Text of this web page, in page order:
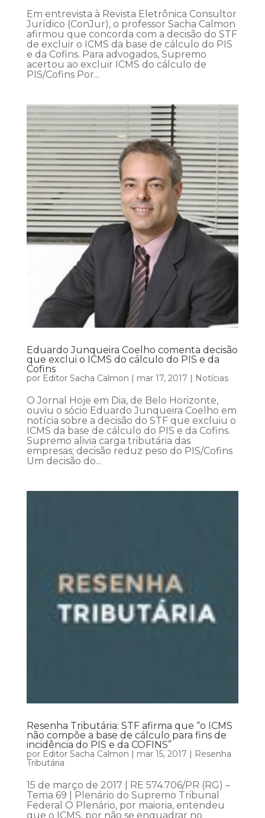
Em entrevista à Revista Eletrônica Consultor
Jurídico (ConJur), o professor Sacha Calmon
afirmou que concorda com a decisão do STF
de excluir o ICMS da base de cálculo do PIS
e da Cofins. Para advogados, Supremo
acertou ao excluir ICMS do cálculo de
PIS/Cofins Por...
Eduardo Junqueira Coelho comenta decisão
que exclui o ICMS do cálculo do PIS e da
Cofins
por Editor Sacha Calmon | mar 17, 2017 | Notícias
O Jornal Hoje em Dia, de Belo Horizonte,
ouviu o sócio Eduardo Junqueira Coelho em
notícia sobre a decisão do STF que excluiu o
ICMS da base de cálculo do PIS e da Cofins.
Supremo alivia carga tributária das
empresas; decisão reduz peso do PIS/Cofins
Um decisão do...
Resenha Tributária: STF afirma que “o ICMS
não compõe a base de cálculo para fins de
incidência do PIS e da COFINS”
por Editor Sacha Calmon | mar 15, 2017 | Resenha
Tributária
15 de março de 2017 | RE 574.706/PR (RG) –
Tema 69 | Plenário do Supremo Tribunal
Federal O Plenário, por maioria, entendeu
que o ICMS, por não se enquadrar no